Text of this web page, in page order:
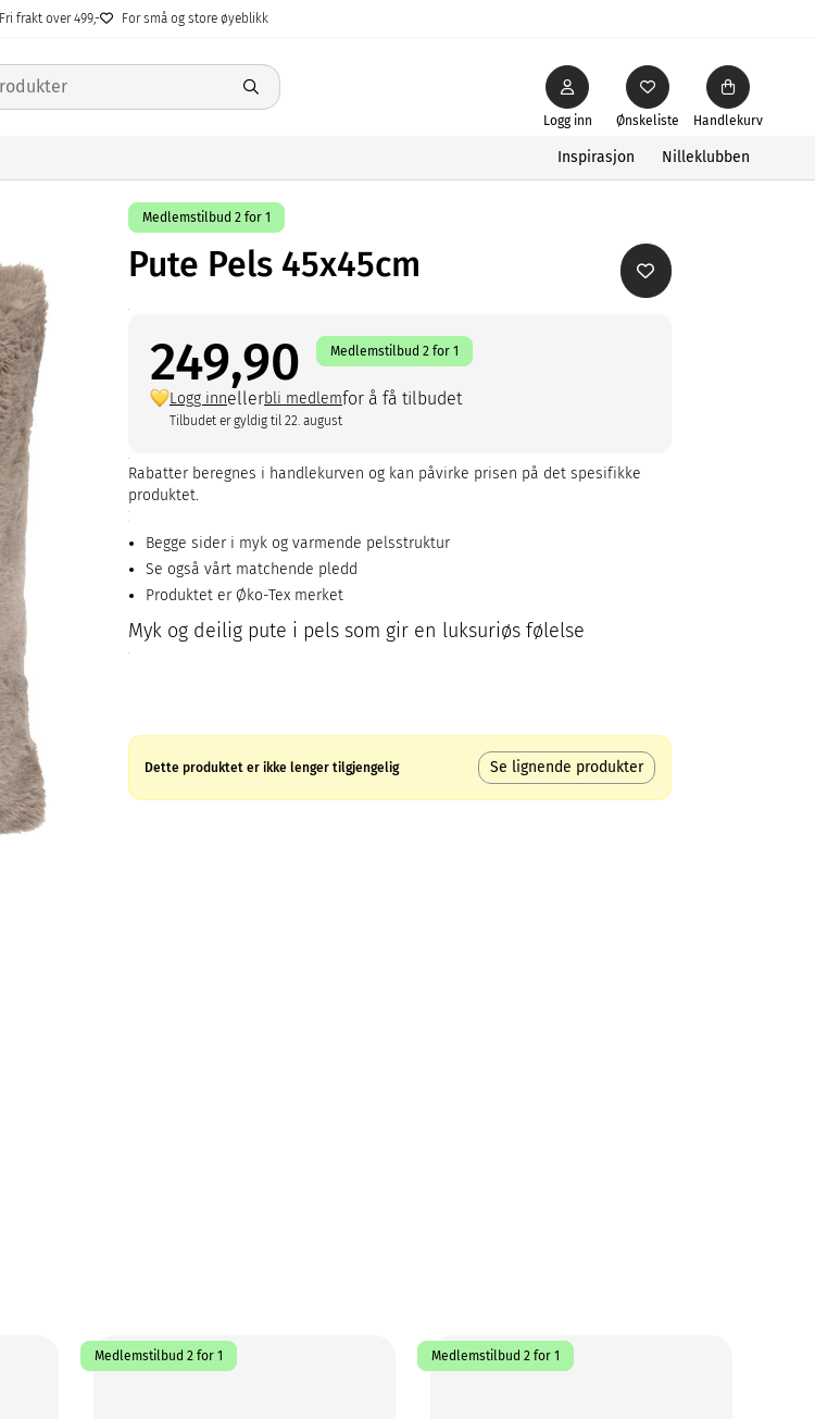
Fri frakt over 499,- For små og store øyeblikk
Ønskeliste
Logg inn Handlekurv
Inspirasjon Nilleklubben
Medlemstilbud 2 for 1
Pute Pels 45x45cm
249,90 Medlemstilbud 2 for 1
Logg innellerbli medlemfor å få tilbudet
Tilbudet er gyldig til 22. august
Rabatter beregnes i handlekurven og kan påvirke prisen på det spesifikke
produktet.
Begge sider i myk og varmende pelsstruktur
Se også vårt matchende pledd
Produktet er Øko-Tex merket
Myk og deilig pute i pels som gir en luksuriøs følelse
Dette produktet er ikke lenger tilgjengelig Se lignende produkter
Medlemstilbud 2 for 1 Medlemstilbud 2 for 1